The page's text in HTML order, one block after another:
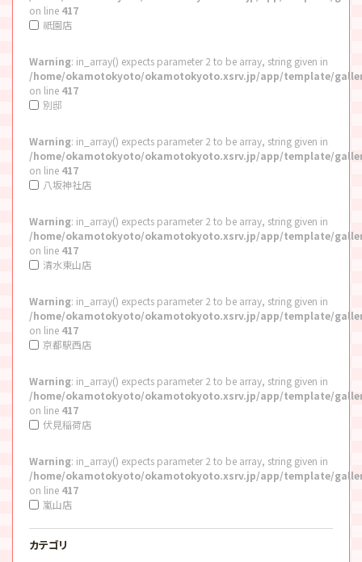
on line 417
祇園店
Warning: in_array() expects parameter 2 to be array, string given in
/home/okamotokyoto/okamotokyoto.xsrv.jp/app/template/
on line 417
別邸
Warning: in_array() expects parameter 2 to be array, string given in
/home/okamotokyoto/okamotokyoto.xsrv.jp/app/template/
on line 417
八坂神社店
Warning: in_array() expects parameter 2 to be array, string given in
/home/okamotokyoto/okamotokyoto.xsrv.jp/app/template/
on line 417
清水東山店
Warning: in_array() expects parameter 2 to be array, string given in
/home/okamotokyoto/okamotokyoto.xsrv.jp/app/template/
on line 417
京都駅西店
Warning: in_array() expects parameter 2 to be array, string given in
/home/okamotokyoto/okamotokyoto.xsrv.jp/app/template/
on line 417
伏見稲荷店
Warning: in_array() expects parameter 2 to be array, string given in
/home/okamotokyoto/okamotokyoto.xsrv.jp/app/template/
on line 417
嵐山店
カテゴリ